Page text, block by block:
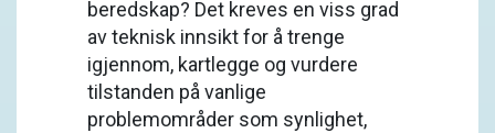
beredskap? Det kreves en viss grad
av teknisk innsikt for å trenge
igjennom, kartlegge og vurdere
tilstanden på vanlige
problemområder som synlighet,